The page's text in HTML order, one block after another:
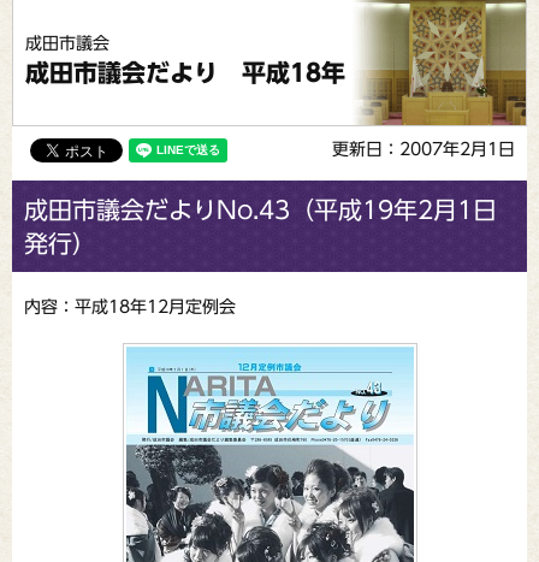
成田市議会
成田市議会だより 平成18年
更新日：2007年2月1日
成田市議会だよりNo.43（平成19年2月1日
発行）
内容：平成18年12月定例会